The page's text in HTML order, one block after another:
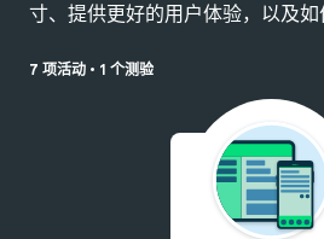
寸、提供更好的用户体验，以及如
7 项活动 • 1 个测验